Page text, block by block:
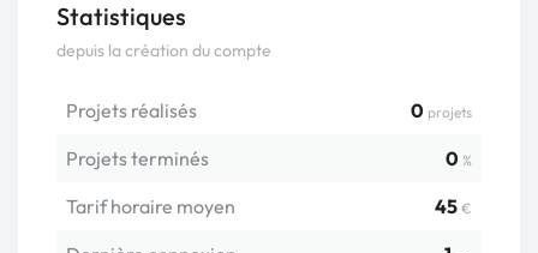
Statistiques
depuis la création du compte
Projets réalisés 0 projets
Projets terminés 0 %
Tarif horaire moyen 45 €